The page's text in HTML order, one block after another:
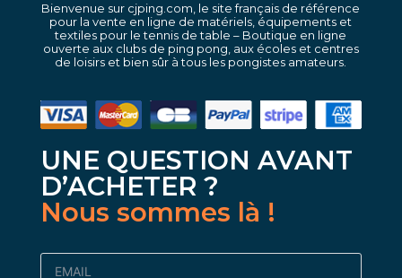
Bienvenue sur cjping.com, le site français de référence
pour la vente en ligne de matériels, équipements et
textiles pour le tennis de table – Boutique en ligne
ouverte aux clubs de ping pong, aux écoles et centres
de loisirs et bien sûr à tous les pongistes amateurs.
UNE QUESTION AVANT
D’ACHETER ?
Nous sommes là !